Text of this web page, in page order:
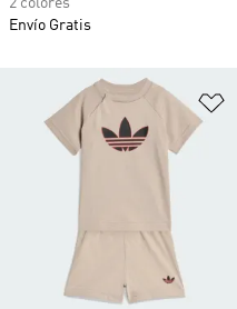
2 colores
Envío Gratis